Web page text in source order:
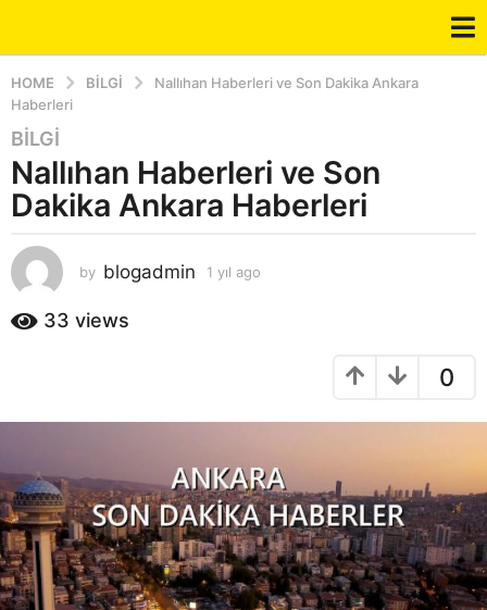
HOME BILGI
Nallıhan Haberleri ve Son Dakika Ankara
Haberleri
1
y
ı
l
g
o
1
a
o
BILGI
Nallıhan Haberleri ve Son
Dakika Ankara Haberleri
by blogadmin 1 yıl ago
33 views
0